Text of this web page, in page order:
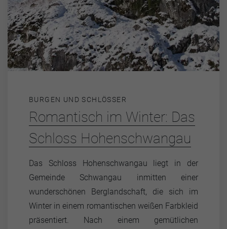
BURGEN UND SCHLÖSSER
Romantisch im Winter: Das
Schloss Hohenschwangau
Das Schloss Hohenschwangau liegt in der
Gemeinde Schwangau inmitten einer
wunderschönen Berglandschaft, die sich im
Winter in einem romantischen weißen Farbkleid
präsentiert. Nach einem gemütlichen